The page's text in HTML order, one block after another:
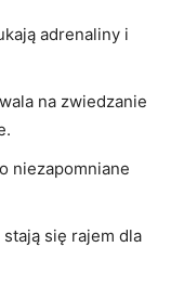
‍adrenaliny⁣ i
na zwiedzanie
niezapomniane
się ‌rajem​ dla